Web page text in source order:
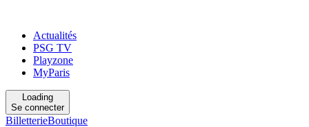
Actualités
PSG TV
Playzone
MyParis
Loading
Se connecter
BilletterieBoutique